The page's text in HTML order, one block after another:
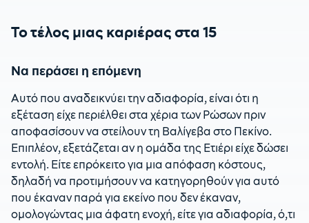
Το τέλος μιας καριέρας στα 15
Να περάσει η επόμενη
Αυτό που αναδεικνύει την αδιαφορία, είναι ότι η
εξέταση είχε περιέλθει στα χέρια των Ρώσων πριν
αποφασίσουν να στείλουν τη Βαλίγεβα στο Πεκίνο.
Επιπλέον, εξετάζεται αν η ομάδα της Ετιέρι είχε δώσει
εντολή. Είτε επρόκειτο για μια απόφαση κόστους,
δηλαδή να προτιμήσουν να κατηγορηθούν για αυτό
που έκαναν παρά για εκείνο που δεν έκαναν,
ομολογώντας μια άφατη ενοχή, είτε για αδιαφορία, ό,τι